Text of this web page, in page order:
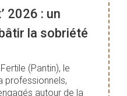
2026 : un
la sobriété
(Pantin), le
professionnels,
autour de la